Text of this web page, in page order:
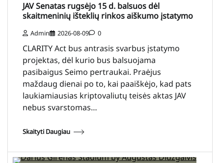
JAV Senatas rugsėjo 15 d. balsuos dėl
skaitmeninių išteklių rinkos aiškumo įstatymo
Admin 2026-08-09 0
CLARITY Act bus antrasis svarbus įstatymo
projektas, dėl kurio bus balsuojama
pasibaigus Seimo pertraukai. Praėjus
maždaug dienai po to, kai paaiškėjo, kad pats
laukiamiausias kriptovaliutų teisės aktas JAV
nebus svarstomas…
Skaityti Daugiau